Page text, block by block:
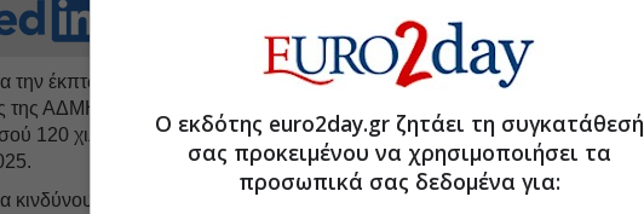
Ακολουθήστε τη σελίδα τουEuro2day.grστο
την έκπτωση μειωμένου ρεύματος που δίνεται σε υπαλλήλους και
της ΑΔΜΗΕ Α.Ε. και πρόβλεψη για αποζημίωση προσωπικού
120 χιλ. ευρώ, έναντι πρόβλεψης ποσού 124 χιλ. ευρώ για το α’
κινδύνους και έξοδα ποσού 100 χιλ. ευρώ έναντι αντίστοιχης
Ο εκδότης euro2day.gr ζητάει τη συγκατάθεσή
σας προκειμένου να χρησιμοποιήσει τα
προσωπικά σας δεδομένα για: